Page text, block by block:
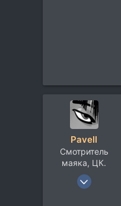
Pavell
Смотритель
маяка, ЦК.
20 Апр 2004